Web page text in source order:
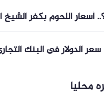
اللحوم بكفر الشيخ الخميس
محليا